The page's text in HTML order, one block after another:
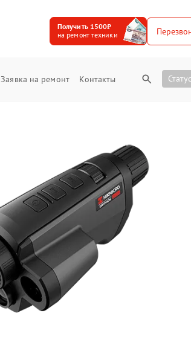
Получить 1500₽
на ремонт техники
Заявка на ремонт Контакты